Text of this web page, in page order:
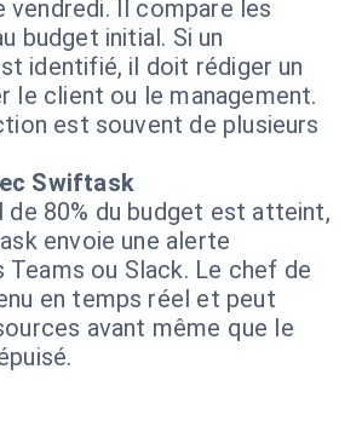
vendredi. Il compare les
budget initial. Si un
identifié, il doit rédiger un
le client ou le management.
est souvent de plusieurs
Swiftask
de 80% du budget est atteint,
envoie une alerte
Teams ou Slack. Le chef de
en temps réel et peut
avant même que le